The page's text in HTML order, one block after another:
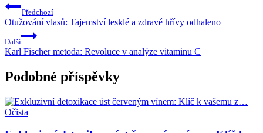
Předchozí
Otužování vlasů: Tajemství lesklé a zdravé hřívy odhaleno
Další
Karl Fischer metoda: Revoluce v analýze vitaminu C
Podobné příspěvky
Očista